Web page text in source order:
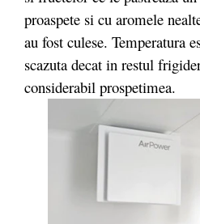
proaspete si cu aromele
au fost culese. Temperatura
scazuta decat in restul
considerabil prospetimea.